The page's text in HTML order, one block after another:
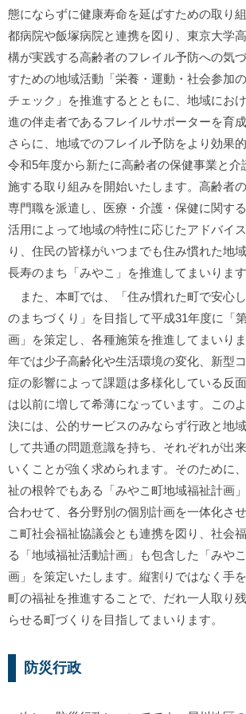
態にならずに健康寿命を延ばすための取り
都病院や飯塚病院と連携を図り、東京大学
構が実践する高齢者のフレイル予防への気
すための地域活動「栄養・運動・社会参加
チェック」を推進するとともに、地域にお
進の伴走者であるフレイルサポーターを育
さらに、地域でのフレイル予防をより効果
令和5年度から新たに高齢者の保健事業と介
施する取り組みを開始いたします。高齢者
専門職を派遣し、医療・介護・保健に関す
活用によって地域の特性に応じたアドバイ
り、住民の皆様がいつまでも住み慣れた地
長寿のまち「みやこ」を推進してまいります
また、本町では、「住み慣れた町で安心
のまちづくり」を目指して平成31年度に「
画」を策定し、各種施策を推進してまいり
年では少子高齢化や生活環境の変化、新型
症の影響によって課題は多様化している反
は以前に増して希薄になっています。この
決には、公的サービスのみならず行政と地
して共通の問題意識を持ち、それぞれが出
いくことが強く求められます。そのために
祉の根幹でもある「みやこ町地域福祉計画
合わせて、各分野別の個別計画を一体化さ
こ町社会福祉協議会とも連携を図り、社会
る「地域福祉活動計画」も包含した「みや
画」を策定いたします。縦割りではなく手
町の福祉を推進することで、だれ一人取り
らせる町づくりを目指してまいります。
防災行政